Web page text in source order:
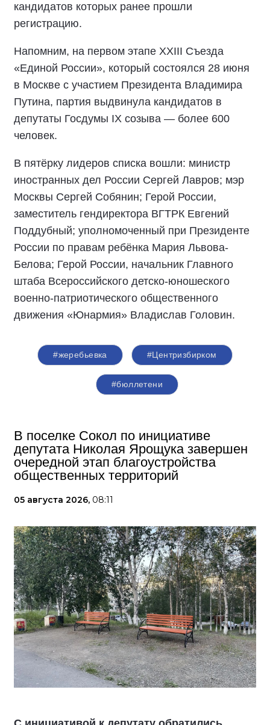
кандидатов которых ранее прошли
регистрацию.
Напомним, на первом этапе XXIII Съезда
«Единой России», который состоялся 28 июня
в Москве с участием Президента Владимира
Путина, партия выдвинула кандидатов в
депутаты Госдумы IX созыва — более 600
человек.
В пятёрку лидеров списка вошли: министр
иностранных дел России Сергей Лавров; мэр
Москвы Сергей Собянин; Герой России,
заместитель гендиректора ВГТРК Евгений
Поддубный; уполномоченный при Президенте
России по правам ребёнка Мария Львова-
Белова; Герой России, начальник Главного
штаба Всероссийского детско-юношеского
военно-патриотического общественного
движения «Юнармия» Владислав Головин.
#жеребьевка #Центризбирком
#бюллетени
В поселке Сокол по инициативе
депутата Николая Ярощука завершен
очередной этап благоустройства
общественных территорий
05 августа 2026, 08:11